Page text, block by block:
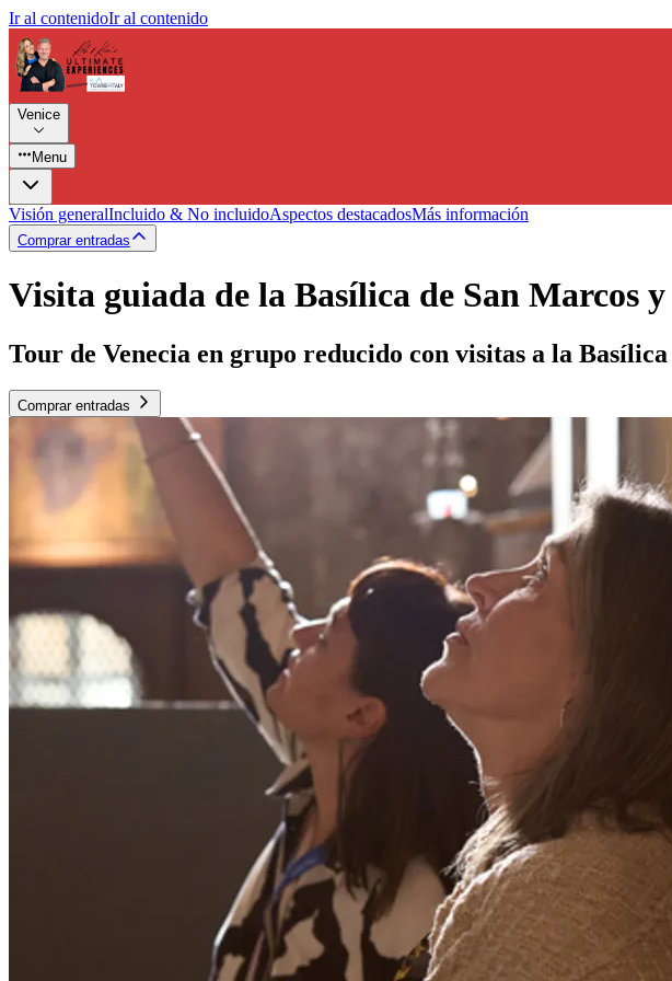
Ir al contenidoIr al contenido
Venice
Menu
Visión generalIncluido & No incluidoAspectos destacadosMás información
Comprar entradas
Visita guiada de la Basílica de San Marcos
Tour de Venecia en grupo reducido con visitas a la
Comprar entradas